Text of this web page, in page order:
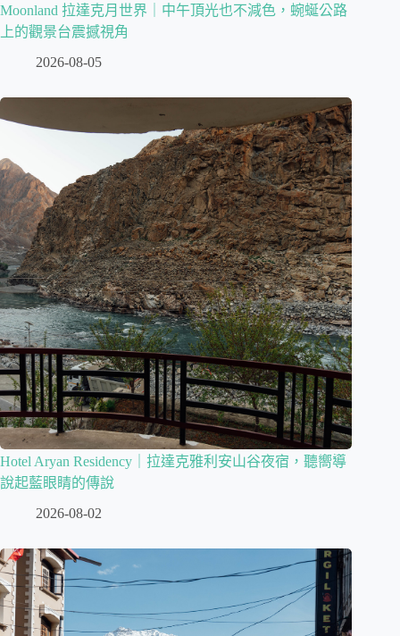
Moonland 拉達克月世界｜中午頂光也不減色，蜿蜒公路
上的觀景台震撼視角
2026-08-05
Hotel Aryan Residency｜拉達克雅利安山谷夜宿，聽嚮導
說起藍眼睛的傳說
2026-08-02